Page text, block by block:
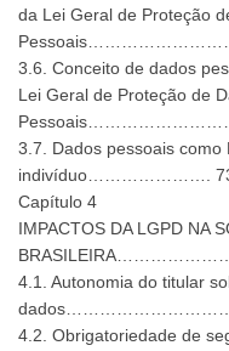
da Lei Geral de Proteção
3.6. Conceito de dados
Lei Geral de Proteção de
3.7. Dados pessoais
indivíduo………………….
Capítulo 4
IMPACTOS DA LGPD NA
4.1. Autonomia do titular
4.2. Obrigatoriedade de